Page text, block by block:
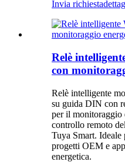
Invia richiesta
Relè
con
Relè intelligente
su guida DIN con
per il monitoraggio
controllo remoto
Tuya Smart.
progetti OEM e
energetica.